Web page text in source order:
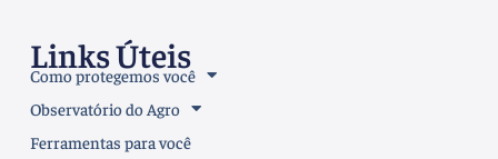
Links Úteis
Como protegemos você
Observatório do Agro
Ferramentas para você